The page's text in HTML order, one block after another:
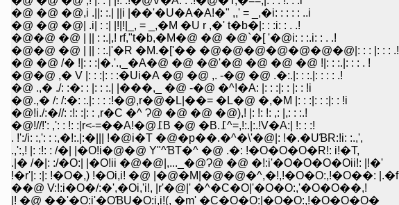
�@ �@ �@,i .||: :.| ||i |��'�U�A�A!�" ,,' = _,�i: : : : : ..i
�@ �@ �@| .i| : :| |!|!|_, = _,�M �U r ,�' t�b�|: : :i: : . .!
�@�@ �@ | || : :.|,! rf,"t�b,�M�@ �@ �@`�[ '�@i: : :.i: : . .!
�@�@ �@ | || : :.|'�R �M.�['�� �@�@�@�@�@�@�@|: : : |: : : .!
�@ �@ /� !|: : :|�.'.,_�A�@ �@ �@'�@ �@ �@ �@ !|: : :.|: : : . !
�@�@ ,� V |: : :|: : :�Ui�A �@ �@ ,. -�@ �@ .�:.|: : :.|: : : : .!
�@ .,� ./: :�: : |: : :.| |���,_ �@ -�@ �^!�A: |: : :|: : |: : !i
�@.,� /: /:�: :.|: : : :!�@,r�@�L|��= �L�@ �,�M |: : :|: : :|: : !i
�@!i./:�//: :!: :|: : ,r�C �^ Ɂ@ �@ �@ �@),! |: !: !: ,: |,: : :.!
�@!//!': ,': : !: :|r<-=��A!�@߁B �@ �B.߁^=,!:.|:.!V�A:| !: : :!
. !':/i: :,': : :,�!:.|:�||| !�@i�T �@�p��.�^�\'�@|: !�.�UƁR:!i: :.,',
.,':,! |: :!: : /�| |�O!i�@�@ Y"^ƁT�^ �@ .�: !�O�O�O�R!: i!�T,
.|� /�|: :/�O:| |�O!ii �@�@|,..._�@Ɂ@ �@ �!:i'�O�O�O�Oii!: |!�'
!�r'|: :|: !�O�,) !�Oi,i! �@ |�@�M|�@�@�^,�!,!�O�O:,!�O��: |.�f
��@ V:!:i�O�/:�',�Oi,'i!, |r'�@|' �^�C�O|'�O�O:,'�O�O��,!
|! �@ ��'�O:i'�OƁU�O:i,i!(, �m' �C�O�O:|�O�O:,!�O�O�O�